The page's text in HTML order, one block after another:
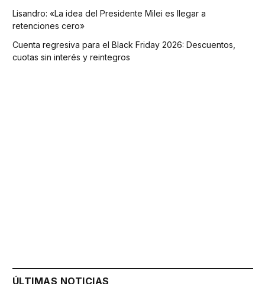
Lisandro: «La idea del Presidente Milei es llegar a
retenciones cero»
Cuenta regresiva para el Black Friday 2026: Descuentos,
cuotas sin interés y reintegros
ÚLTIMAS NOTICIAS